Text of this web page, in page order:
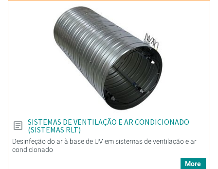
SISTEMAS DE VENTILAÇÃO E AR CONDICIONADO
(SISTEMAS RLT)
Desinfeção do ar à base de UV em sistemas de ventilação e ar
condicionado
More